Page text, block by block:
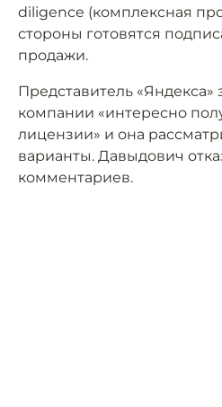
diligence (комплексная
стороны готовятся
продажи.
Представитель
компании «интересно
лицензии» и она
варианты. Давыдович
комментариев.